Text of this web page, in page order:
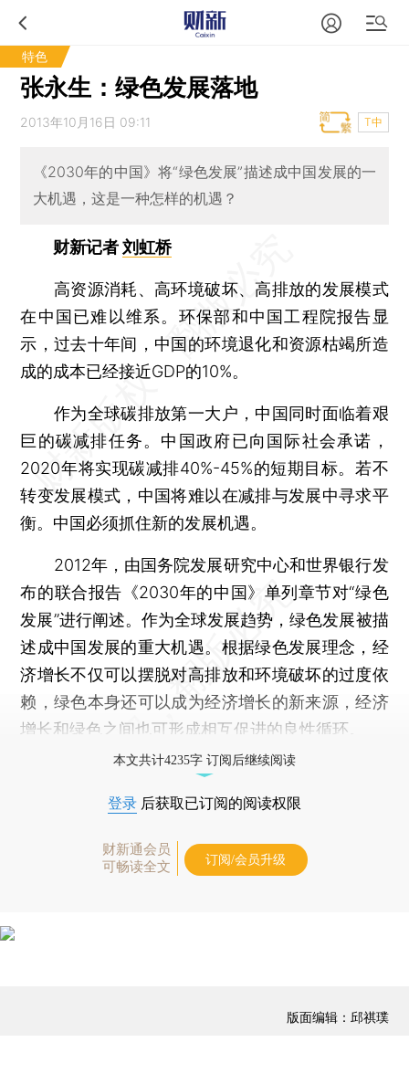
特色
张永生：绿色发展落地
2013年10月16日 09:11 T中
《2030年的中国》将“绿色发展”描述成中国发展的一
大机遇，这是一种怎样的机遇？
财新记者刘虹桥
高资源消耗、高环境破坏、高排放的发展模式
在中国已难以维系。环保部和中国工程院报告显
示，过去十年间，中国的环境退化和资源枯竭所造
成的成本已经接近GDP的10%。
作为全球碳排放第一大户，中国同时面临着艰
巨的碳减排任务。中国政府已向国际社会承诺，
2020年将实现碳减排40%-45%的短期目标。若不
转变发展模式，中国将难以在减排与发展中寻求平
衡。中国必须抓住新的发展机遇。
2012年，由国务院发展研究中心和世界银行发
布的联合报告《2030年的中国》单列章节对“绿色
发展”进行阐述。作为全球发展趋势，绿色发展被描
述成中国发展的重大机遇。根据绿色发展理念，经
济增长不仅可以摆脱对高排放和环境破坏的过度依
赖，绿色本身还可以成为经济增长的新来源，经济
增长和绿色之间也可形成相互促进的良性循环。
本文共计4235字 订阅后继续阅读
登录 后获取已订阅的阅读权限
财新通会员
可畅读全文
订阅/会员升级
版面编辑：邱祺璞